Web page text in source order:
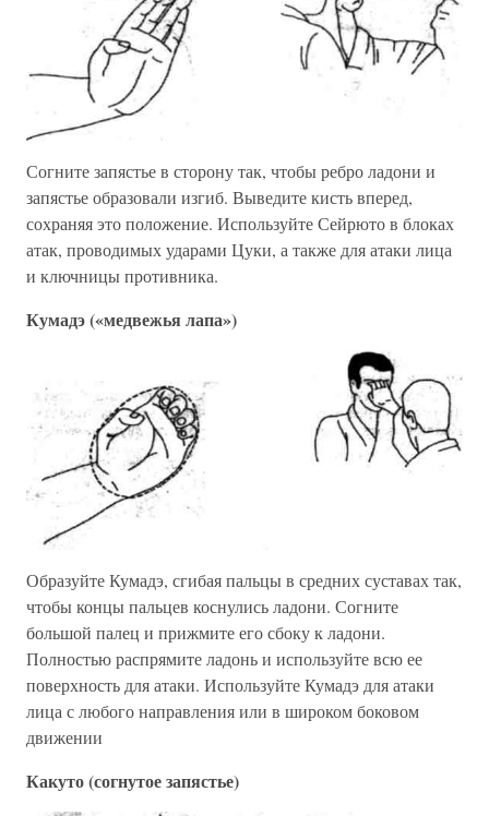
Согните запястье в сторону так, чтобы ребро ладони и
запястье образовали изгиб. Выведите кисть вперед,
сохраняя это положение. Используйте Сейрюто в блоках
атак, проводимых ударами Цуки, а также для атаки лица
и ключницы противника.
Кумадэ («медвежья лапа»)
Образуйте Кумадэ, сгибая пальцы в средних суставах так,
чтобы концы пальцев коснулись ладони. Согните
большой палец и прижмите его сбоку к ладони.
Полностью распрямите ладонь и используйте всю ее
поверхность для атаки. Используйте Кумадэ для атаки
лица с любого направления или в широком боковом
движении
Какуто (согнутое запястье)